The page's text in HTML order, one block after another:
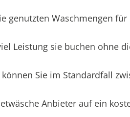
genutzten Waschmengen
Leistung sie buchen ohne
Sie im Standardfall
Anbieter auf ein